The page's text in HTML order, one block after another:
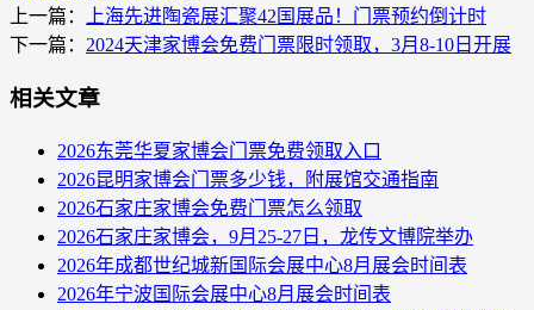
上一篇： 上海先进陶瓷展汇聚42国展品！门票预约倒计时
下一篇： 2024天津家博会免费门票限时领取，3月8-10日开展
相关文章
2026东莞华夏家博会门票免费领取入口
2026昆明家博会门票多少钱，附展馆交通指南
2026石家庄家博会免费门票怎么领取
2026石家庄家博会，9月25-27日，龙传文博院举办
2026年成都世纪城新国际会展中心8月展会时间表
2026年宁波国际会展中心8月展会时间表